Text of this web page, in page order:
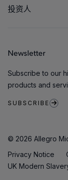
人才招聘
联系我们
投资人
Newsletter
Subscribe to our
products and
SUBSCRIBE
© 2026 Allegro
Privacy Notice
UK Modern